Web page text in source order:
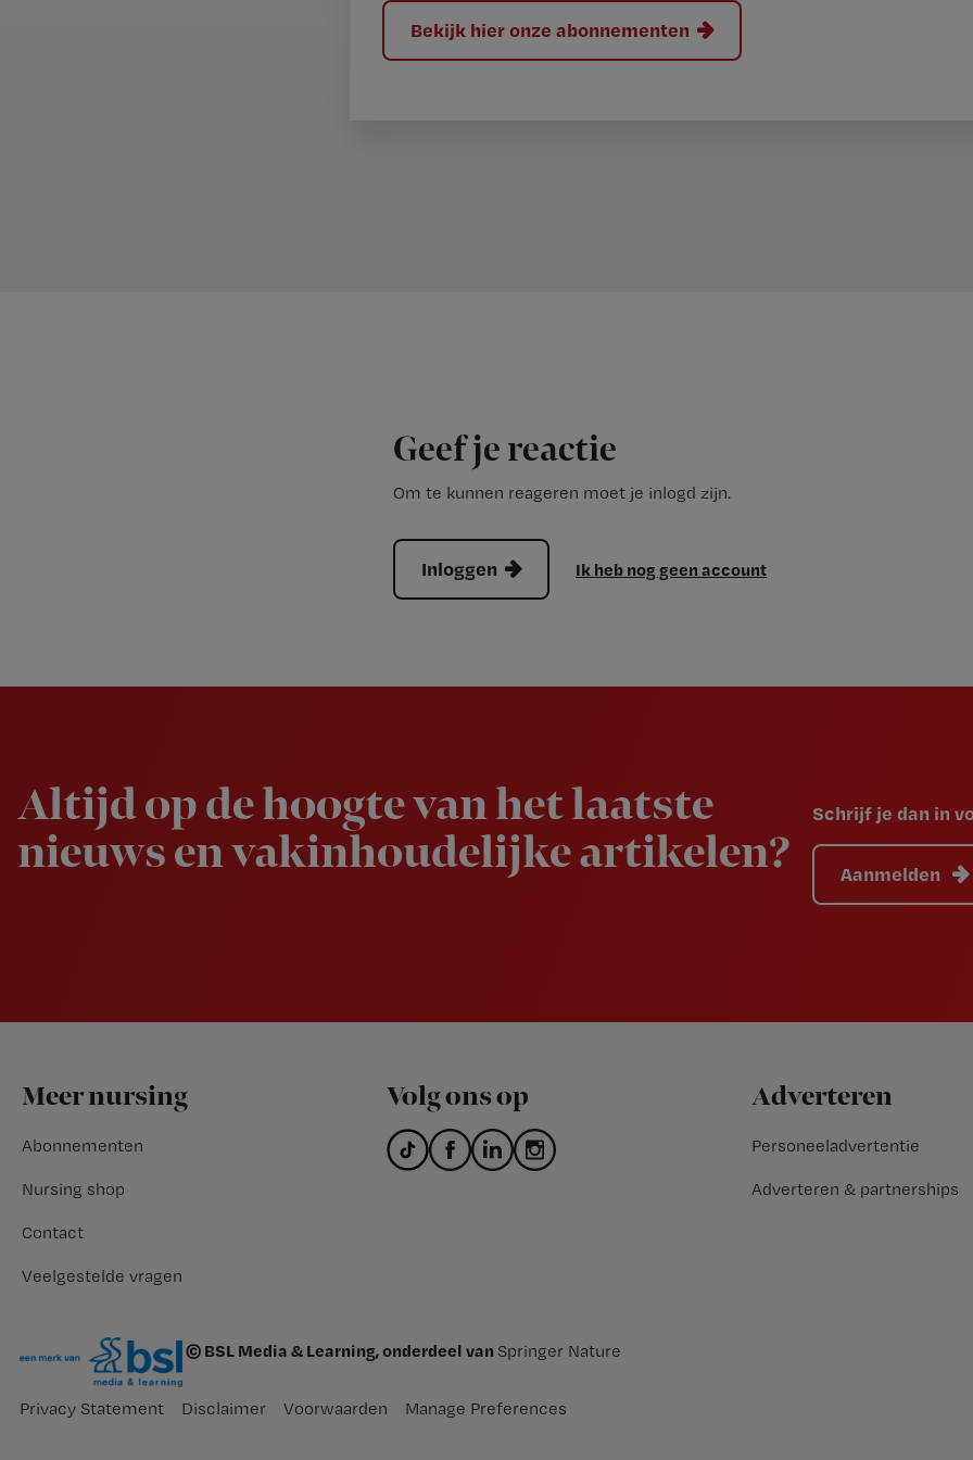
?
Bekijk hier onze abonnementen
Geef je reactie
Om te kunnen reageren moet je inlogd zijn.
Inloggen Ik heb nog geen account
Altijd op de hoogte van het laatste
nieuws en vakinhoudelijke artikelen?
Schrijf je dan in
Aanmelden
Footer
Meer nursing
Abonnementen
Nursing shop
Contact
Veelgestelde vragen
Volg ons op Adverteren
Personeeladvertentie
Adverteren & partnerships
© BSL Media & Learning, onderdeel van Springer Nature
Privacy Statement Disclaimer Voorwaarden Manage Preferences